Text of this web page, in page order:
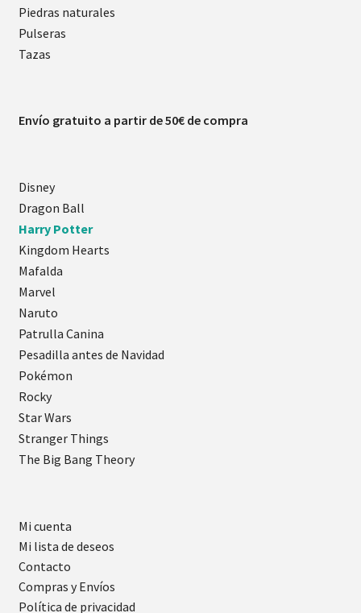
Piedras naturales
Pulseras
Tazas
Envío gratuito a partir de 50€ de compra
Disney
Dragon Ball
Harry Potter
Kingdom Hearts
Mafalda
Marvel
Naruto
Patrulla Canina
Pesadilla antes de Navidad
Pokémon
Rocky
Star Wars
Stranger Things
The Big Bang Theory
Mi cuenta
Mi lista de deseos
Contacto
Compras y Envíos
Política de privacidad